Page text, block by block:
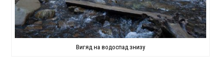
Вигяд на водоспад знизу